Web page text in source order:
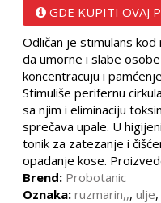
GDE KUPITI OVAJ
Odličan je stimulans
da umorne i slabe
koncentracuju i
Stimuliše perifernu
sa njim i eliminaciju
sprečava upale. U
tonik za zatezanje i
opadanje kose.
Brend: Probotanic
Oznaka: ruzmarin,,,ulje,